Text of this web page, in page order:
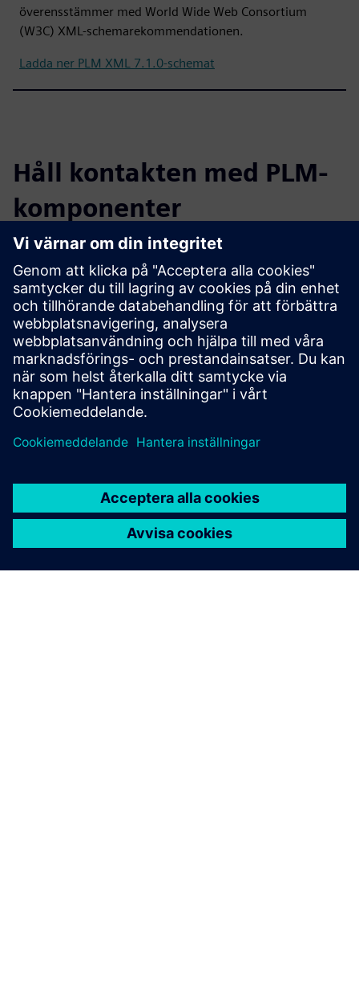
överensstämmer med World Wide Web Consortium
(W3C) XML-schemarekommendationen.
Ladda ner PLM XML 7.1.0-schemat
Håll kontakten med PLM-
komponenter
Läs bloggen
Få nya perspektiv på PLM Components och PLM-marknaden
i allmänhet.
Besök PLM Components blogg